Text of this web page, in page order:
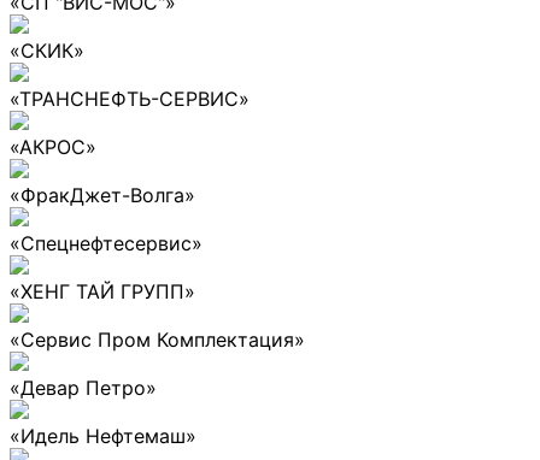
«СКИК»
«ТРАНСНЕФТЬ-СЕРВИС»
«АКРОС»
«ФракДжет-Волга»
«Спецнефтесервис»
«ХЕНГ ТАЙ ГРУПП»
«Сервис Пром Комплектация»
«Девар Петро»
«Идель Нефтемаш»